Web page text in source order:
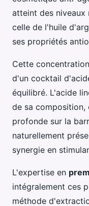
atteint des niveaux
celle de l'huile
ses propriétés
Cette
d'un cocktail
équilibré. L'acide
de sa
profonde sur la
naturellement
synergie en
L'expertise en
intégralement ces
méthode